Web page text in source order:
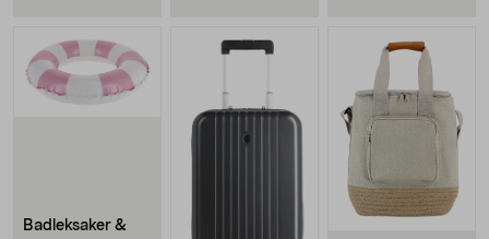
Badleksaker &